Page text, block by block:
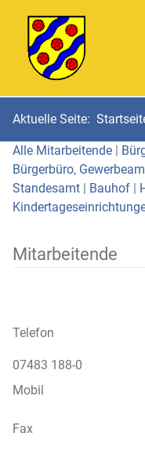
Aktuelle Seite:
Alle Mitarbeitende |
Bürgerbüro,
Standesamt | Bauhof |
Mitarbeitende
Telefon
07483 188-0
Mobil
Fax